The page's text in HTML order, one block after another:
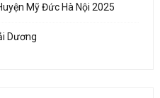
Mỹ Đức Hà Nội 2025
Dương